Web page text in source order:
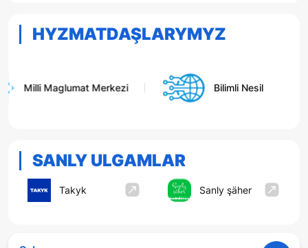
HYZMATDAŞLARYMYZ
Bilimli Nesil
SANLY ULGAMLAR
Takyk Sanly şäher